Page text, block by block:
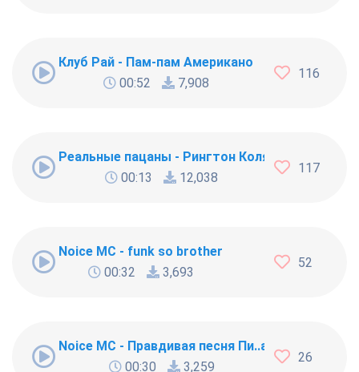
Клуб Рай - Пам-пам Американо
00:52
7,908
116
Реальные пацаны - Рингтон Коляна
00:13
12,038
117
Noice MC - funk so brother
00:32
3,693
52
Noice MC - Правдивая песня Пи..абола
00:30
3,259
26